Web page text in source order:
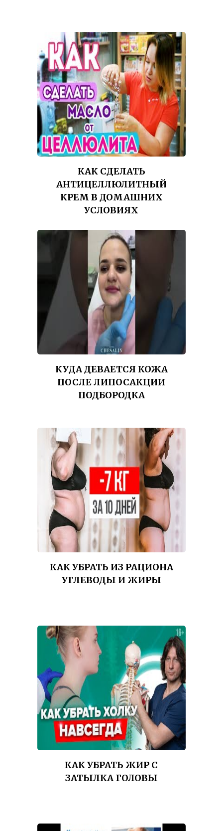
КАК СДЕЛАТЬ
АНТИЦЕЛЛЮЛИТНЫЙ
КРЕМ В ДОМАШНИХ
УСЛОВИЯХ
КУДА ДЕВАЕТСЯ КОЖА
ПОСЛЕ ЛИПОСАКЦИИ
ПОДБОРОДКА
КАК УБРАТЬ ИЗ РАЦИОНА
УГЛЕВОДЫ И ЖИРЫ
КАК УБРАТЬ ЖИР С
ЗАТЫЛКА ГОЛОВЫ